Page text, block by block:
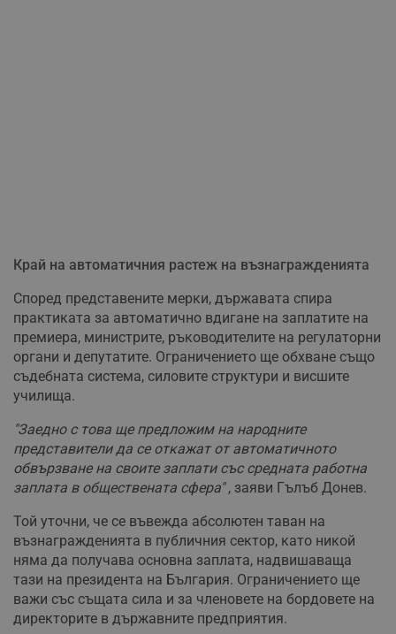
Край на автоматичния растеж на възнагражденията
Според представените мерки, държавата спира
практиката за автоматично вдигане на заплатите на
премиера, министрите, ръководителите на регулаторни
органи и депутатите. Ограничението ще обхване също
съдебната система, силовите структури и висшите
училища.
"Заедно с това ще предложим на народните
представители да се откажат от автоматичното
обвързване на своите заплати със средната работна
заплата в обществената сфера", заяви Гълъб Донев.
Той уточни, че се въвежда абсолютен таван на
възнагражденията в публичния сектор, като никой
няма да получава основна заплата, надвишаваща
тази на президента на България. Ограничението ще
важи със същата сила и за членовете на бордовете на
директорите в държавните предприятия.